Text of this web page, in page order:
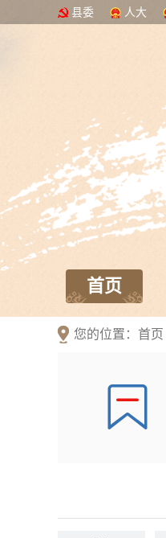
县委 人大
首页
您的位置： 首页